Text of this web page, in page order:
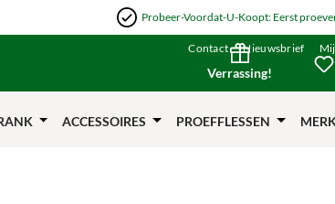
Probeer-Voordat-U-Koopt: Eerst
Contact Nieuwsbrief
Verrassing!
ACCESSOIRES PROEFFLESSEN